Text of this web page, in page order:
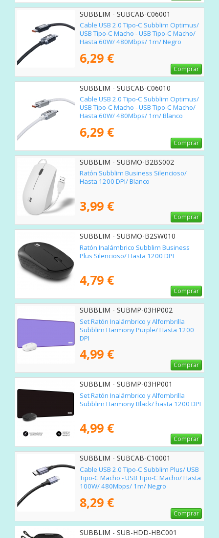
SUBBLIM - SUBCAB-C06001
Cable USB 2.0 Tipo-C Subblim Optimus/
USB Tipo-C Macho - USB Tipo-C Macho/
Hasta 60W/ 480Mbps/ 1m/ Negro
6,29 €
Comprar
SUBBLIM - SUBCAB-C06010
Cable USB 2.0 Tipo-C Subblim Optimus/
USB Tipo-C Macho - USB Tipo-C Macho/
Hasta 60W/ 480Mbps/ 1m/ Blanco
6,29 €
Comprar
SUBBLIM - SUBMO-B2BS002
Ratón Subblim Business Silencioso/
Hasta 1200 DPI/ Blanco
3,99 €
Comprar
SUBBLIM - SUBMO-B2SW010
Ratón Inalámbrico Subblim Business
Plus Silencioso/ Hasta 1200 DPI
4,79 €
Comprar
SUBBLIM - SUBMP-03HP002
Set Ratón Inalámbrico y Alfombrilla
Subblim Harmony Purple/ Hasta 1200
DPI
4,99 €
Comprar
SUBBLIM - SUBMP-03HP001
Set Ratón Inalámbrico y Alfombrilla
Subblim Harmony Black/ hasta 1200 DPI
4,99 €
Comprar
SUBBLIM - SUBCAB-C10001
Cable USB 2.0 Tipo-C Subblim Plus/ USB
Tipo-C Macho - USB Tipo-C Macho/ Hasta
100W/ 480Mbps/ 1m/ Negro
8,29 €
Comprar
SUBBLIM - SUB-HDD-HBC001